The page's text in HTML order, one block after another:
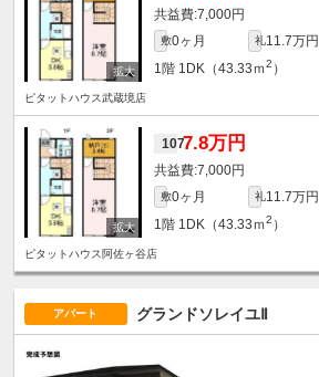
7,000円
敷0ヶ月 礼11.7万円
1階 1DK（43.33ｍ2 ）
ピタットハウス武蔵境店
1077.8万円
7,000円
敷0ヶ月 礼11.7万円
1階 1DK（43.33ｍ2 ）
ピタットハウス阿佐ヶ谷店
アパート グランドソレイユⅡ